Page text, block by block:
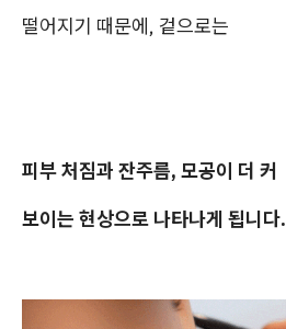
떨어지기 때문에, 겉으로는
피부 처짐과 잔주름, 모공이 더 커
보이는 현상으로 나타나게 됩니다.